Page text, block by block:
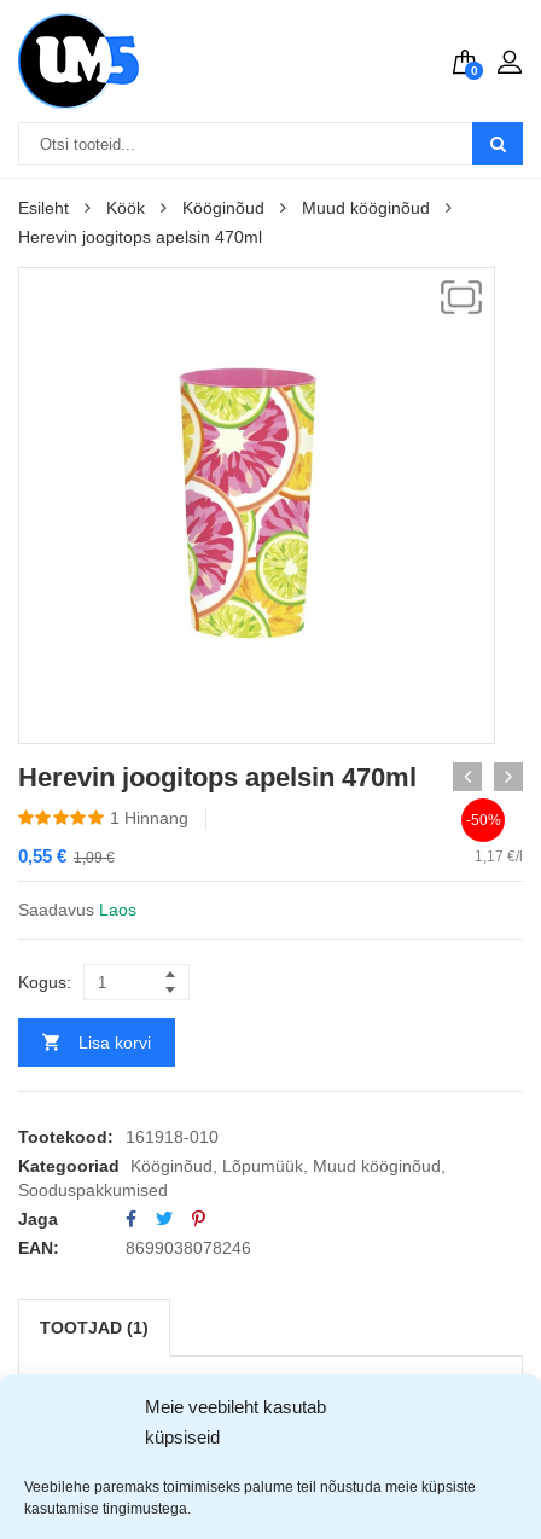
Meie veebileht kasutab
küpsiseid
Veebilehe paremaks toimimiseks palume teil nõustuda meie küpsiste
kasutamise tingimustega.
0
Esileht Köök Kööginõud
Muud kööginõud
Herevin joogitops apelsin 470ml
Herevin joogitops apelsin 470ml
1 Hinnang
1,09€
0,55 € 1,17 €/l
-50%
Saadavus Laos
Kogus:
Lisa korvi
Tootekood:
161918-010
Kategooriad
Kööginõud Lõpumüük Muud kööginõud
Sooduspakkumised
Jaga
EAN:
8699038078246
TOOTJAD (1)